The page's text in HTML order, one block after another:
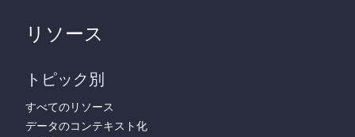
リソース
トピック別
すべてのリソース
データのコンテキスト化